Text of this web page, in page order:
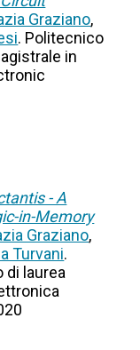
Graziano,
. Politecnico
in
- A
in-Memory
Graziano,
Turvani.
di laurea